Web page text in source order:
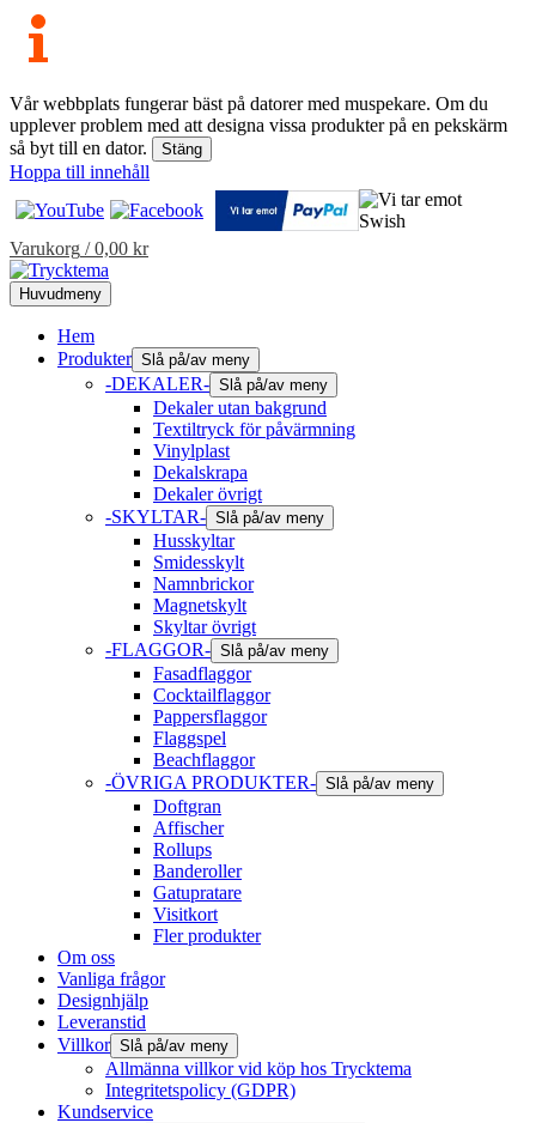
Vår webbplats fungerar bäst på datorer med muspekare. Om du
upplever problem med att designa vissa produkter på en pekskärm
så byt till en dator.
Stäng
Hoppa till innehåll
Varukorg /0,00 kr
Huvudmeny
Hem
Produkter Slå på/av meny
-DEKALER- Slå på/av meny
Dekaler utan bakgrund
Textiltryck för påvärmning
Vinylplast
Dekalskrapa
Dekaler övrigt
-SKYLTAR- Slå på/av meny
Husskyltar
Smidesskylt
Namnbrickor
Magnetskylt
Skyltar övrigt
-FLAGGOR- Slå på/av meny
Fasadflaggor
Cocktailflaggor
Pappersflaggor
Flaggspel
Beachflaggor
-ÖVRIGA PRODUKTER- Slå på/av meny
Doftgran
Affischer
Rollups
Banderoller
Gatupratare
Visitkort
Fler produkter
Om oss
Vanliga frågor
Designhjälp
Leveranstid
Villkor Slå på/av meny
Allmänna villkor vid köp hos Trycktema
Integritetspolicy (GDPR)
Kundservice